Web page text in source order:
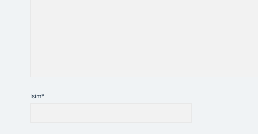
İsim*